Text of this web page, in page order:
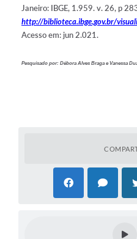
Janeiro: IBGE, 1.959. v. 26, p
http://biblioteca.ibge.gov.br/
Acesso em: jun 2.021.
Pesquisado por: Débora Alves Braga e Vanessa